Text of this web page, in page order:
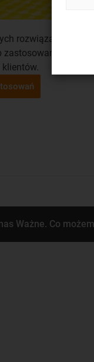
rozwiązań rocznie!
i poznaj
Ważne. Co